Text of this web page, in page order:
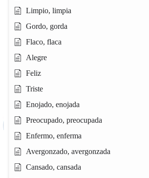
Limpio, limpia
Gordo, gorda
Flaco, flaca
Alegre
Feliz
Triste
Enojado, enojada
Preocupado, preocupada
Enfermo, enferma
Avergonzado, avergonzada
Cansado, cansada